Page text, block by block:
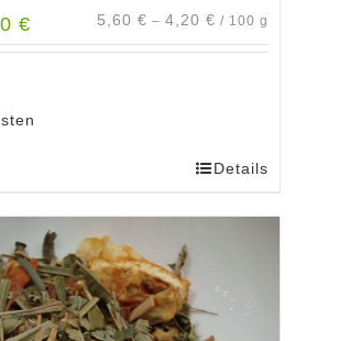
€ 5,60 € – 4,20 € / 100 g
Details